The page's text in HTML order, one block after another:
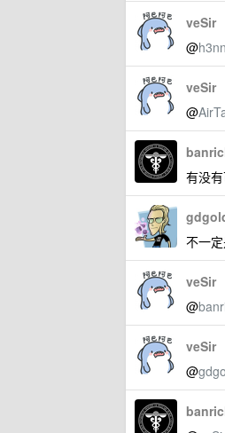
veSir
@
veSir
@
有没
不一
veSir
@
veSir
@